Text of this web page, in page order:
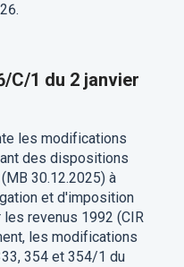
C/1 du 2 janvier
les modifications
des dispositions
30.12.2025) à
et d'imposition
revenus 1992 (CIR
les modifications
354 et 354/1 du